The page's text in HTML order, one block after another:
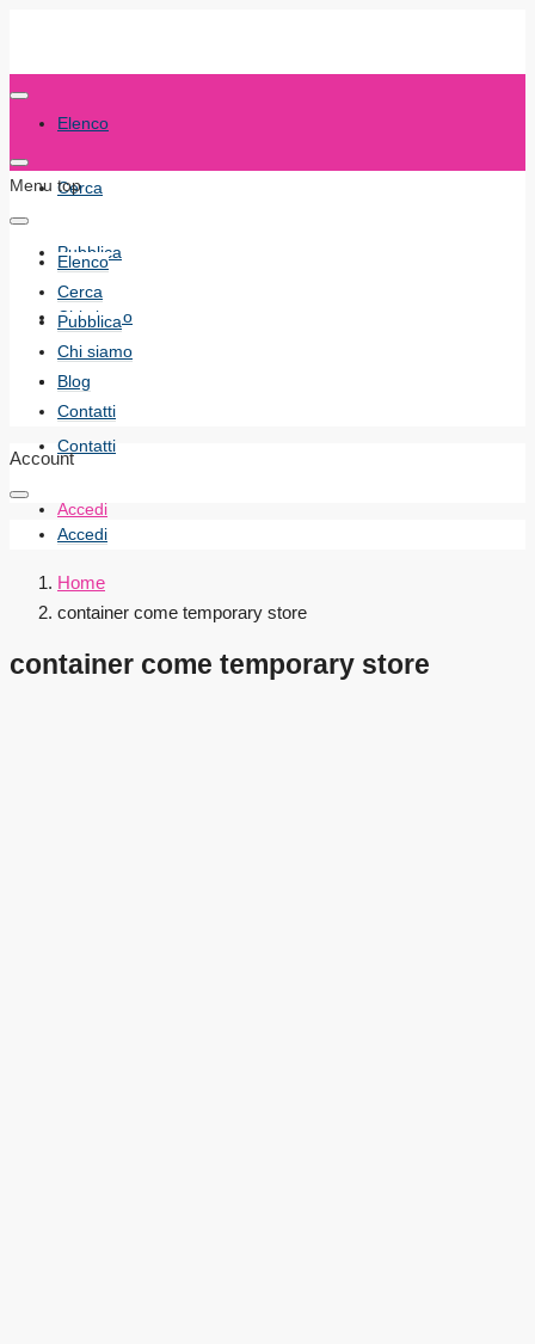
Elenco
Cerca
Pubblica
Chi siamo
Blog
Contatti
Accedi
Menu top
Elenco
Cerca
Pubblica
Chi siamo
Blog
Contatti
Account
Accedi
Home
container come temporary store
container come temporary store